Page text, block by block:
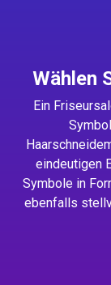
Wählen
Ein
eindeutigen
Symbole in
ebenfalls